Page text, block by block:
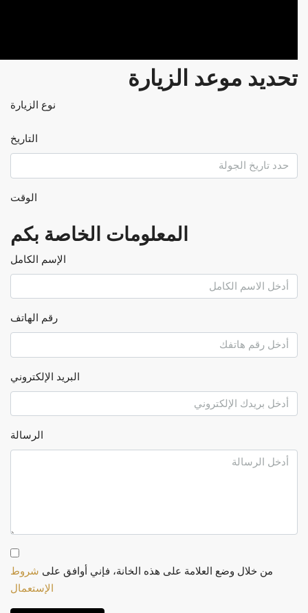
تحديد موعد الزيارة
نوع الزيارة
التاريخ
الوقت
المعلومات الخاصة بكم
الإسم الكامل
رقم الهاتف
البريد الإلكتروني
الرسالة
من خلال وضع العلامة على هذه الخانة، فإني أوافق على شروط
الإستعمال